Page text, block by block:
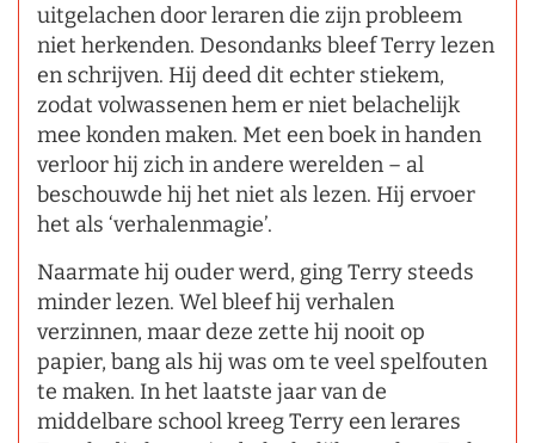
uitgelachen door leraren die zijn probleem
niet herkenden. Desondanks bleef Terry lezen
en schrijven. Hij deed dit echter stiekem,
zodat volwassenen hem er niet belachelijk
mee konden maken. Met een boek in handen
verloor hij zich in andere werelden – al
beschouwde hij het niet als lezen. Hij ervoer
het als ‘verhalenmagie’.
Naarmate hij ouder werd, ging Terry steeds
minder lezen. Wel bleef hij verhalen
verzinnen, maar deze zette hij nooit op
papier, bang als hij was om te veel spelfouten
te maken. In het laatste jaar van de
middelbare school kreeg Terry een lerares